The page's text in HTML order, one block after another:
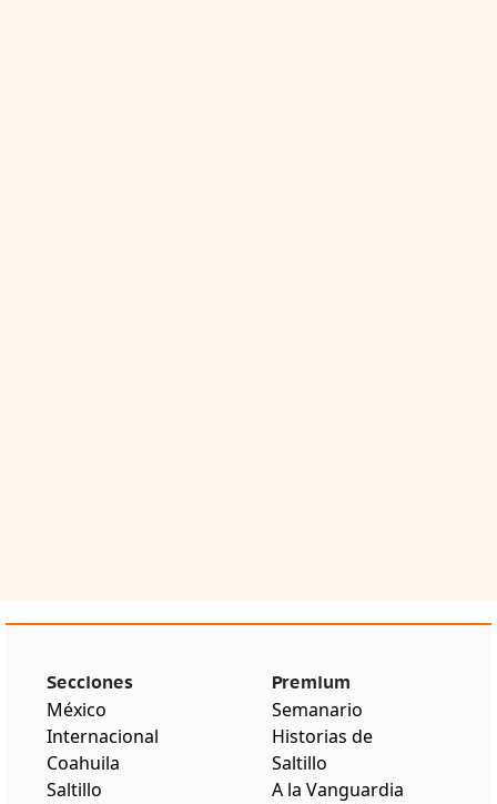
Secciones
México
Internacional
Coahuila
Saltillo
Premium
Semanario
Historias de
Saltillo
A la Vanguardia